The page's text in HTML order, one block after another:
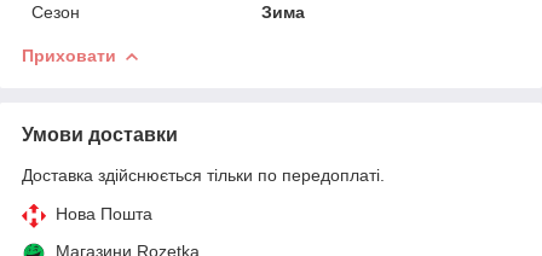
Сезон Зима
Приховати
Умови доставки
Доставка здійснюється тільки по передоплаті.
Нова Пошта
Магазини Rozetka